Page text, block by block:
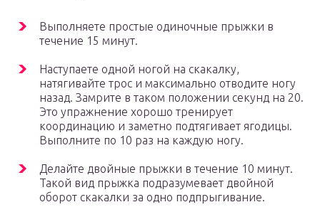
Выполняете простые одиночные прыжки в
течение 15 минут.
Наступаете одной ногой на скакалку,
натягивайте трос и максимально отводите ногу
назад. Замрите в таком положении секунд на 20.
Это упражнение хорошо тренирует
координацию и заметно подтягивает ягодицы.
Выполните по 10 раз на каждую ногу.
Делайте двойные прыжки в течение 10 минут.
Такой вид прыжка подразумевает двойной
оборот скакалки за одно подпрыгивание.